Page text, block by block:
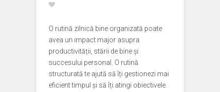
O rutină zilnică bine organizată poate
avea un impact major asupra
productivității, stării de bine și
succesului personal. O rutină
structurată te ajută să îți gestionezi mai
eficient timpul și să îți atingi obiectivele.